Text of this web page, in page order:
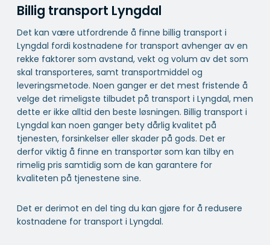
Billig transport Lyngdal
Det kan være utfordrende å finne billig transport i
Lyngdal fordi kostnadene for transport avhenger av en
rekke faktorer som avstand, vekt og volum av det som
skal transporteres, samt transportmiddel og
leveringsmetode. Noen ganger er det mest fristende å
velge det rimeligste tilbudet på transport i Lyngdal, men
dette er ikke alltid den beste løsningen. Billig transport i
Lyngdal kan noen ganger bety dårlig kvalitet på
tjenesten, forsinkelser eller skader på gods. Det er
derfor viktig å finne en transportør som kan tilby en
rimelig pris samtidig som de kan garantere for
kvaliteten på tjenestene sine.
Det er derimot en del ting du kan gjøre for å redusere
kostnadene for transport i Lyngdal.